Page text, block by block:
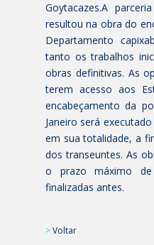
Goytacazes.A
resultou na obra do
Departamento
tanto os trabalhos
obras definitivas. As
terem acesso aos
encabeçamento da
Janeiro será
em sua totalidade, a
dos transeuntes. As
o prazo máximo
finalizadas antes.
>Voltar